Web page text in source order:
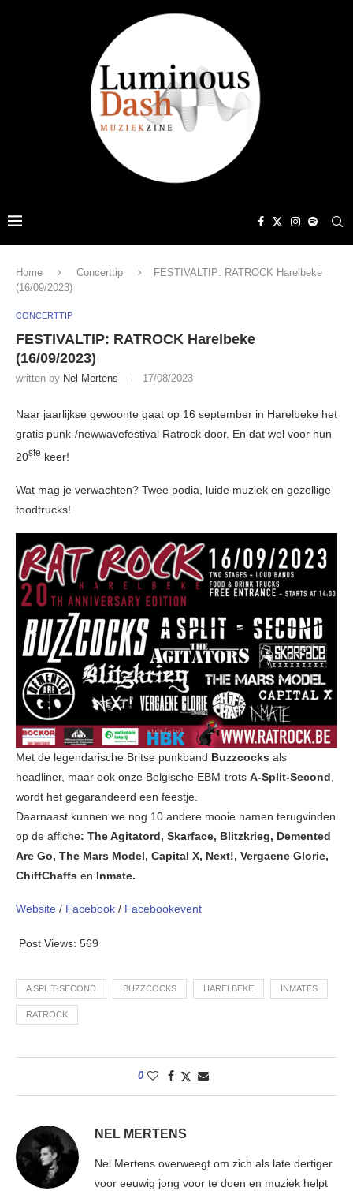
Home Concerttip
FESTIVALTIP: RATROCK Harelbeke
(16/09/2023)
CONCERTTIP
FESTIVALTIP: RATROCK Harelbeke
(16/09/2023)
written by Nel Mertens 17/08/2023
Naar jaarlijkse gewoonte gaat op 16 september in Harelbeke het
gratis punk-/newwavefestival Ratrock door. En dat wel voor hun
20ste keer!
Wat mag je verwachten? Twee podia, luide muziek en gezellige
foodtrucks!
Met de legendarische Britse punkband Buzzcocks als
headliner, maar ook onze Belgische EBM-trots A-Split-Second
wordt het gegarandeerd een feestje.
Daarnaast kunnen we nog 10 andere mooie namen terugvinden
op de affiche: The Agitatord, Skarface, Blitzkrieg, Demented
Are Go, The Mars Model, Capital X, Next!, Vergaene Glorie,
ChiffChaffs en Inmate.
Website / Facebook / Facebookevent
Post Views: 569
A SPLIT-SECOND BUZZCOCKS HARELBEKE INMATES
RATROCK
0
NEL MERTENS
Nel Mertens overweegt om zich als late dertiger
voor eeuwig jong voor te doen en muziek helpt